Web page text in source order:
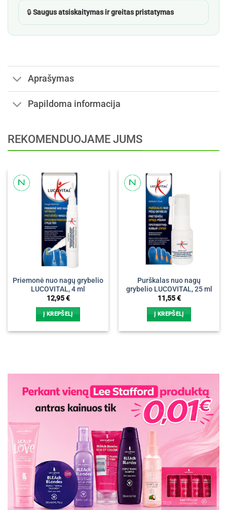
🔒Saugus atsiskaitymas ir greitas pristatymas
Aprašymas
Papildoma informacija
REKOMENDUOJAME JUMS
Priemonė nuo nagų grybelio
LUCOVITAL, 4 ml
12,95€
Į KREPŠELĮ
Purškalas nuo nagų
grybelio LUCOVITAL, 25 ml
11,55€
Į KREPŠELĮ